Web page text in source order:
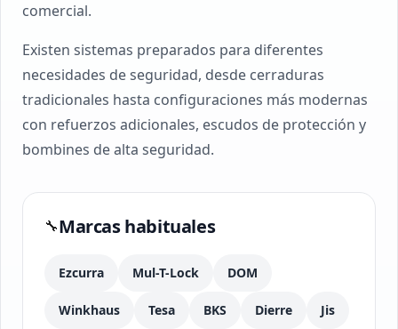
comercial.
Existen sistemas preparados para diferentes
necesidades de seguridad, desde cerraduras
tradicionales hasta configuraciones más modernas
con refuerzos adicionales, escudos de protección y
bombines de alta seguridad.
🔧Marcas habituales
Ezcurra Mul-T-Lock DOM
Winkhaus Tesa BKS Dierre Jis